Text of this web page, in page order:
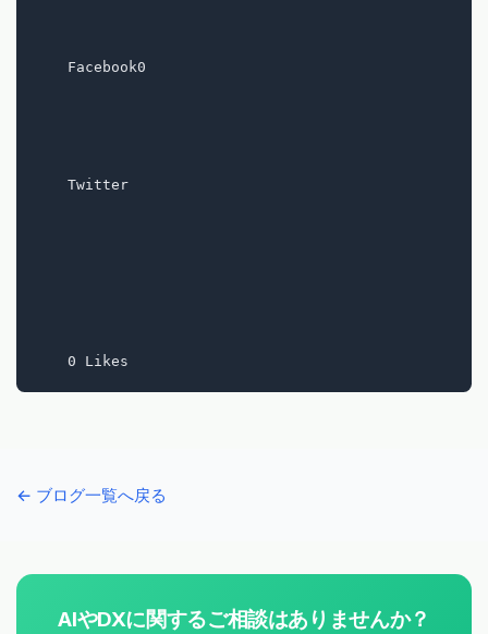
    Facebook0
    Twitter
← ブログ一覧へ戻る
AIやDXに関するご相談はありませんか？